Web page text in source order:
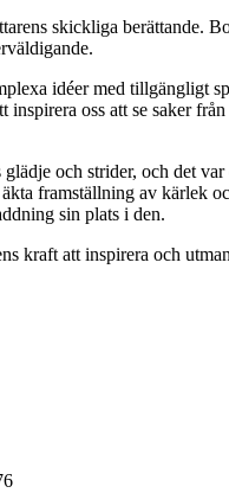
skickliga berättande.
idéer med tillgängligt
oss att se saker
och strider, och det
framställning av kärlek
sin plats i den.
kraft att inspirera och